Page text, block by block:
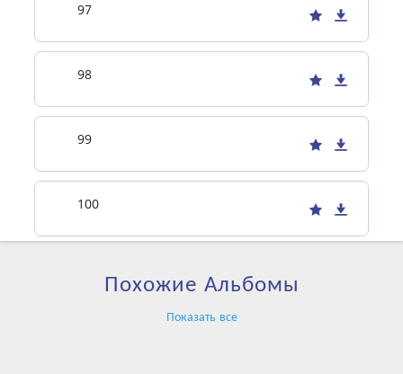
97
98
99
100
Похожие Альбомы
Показать все